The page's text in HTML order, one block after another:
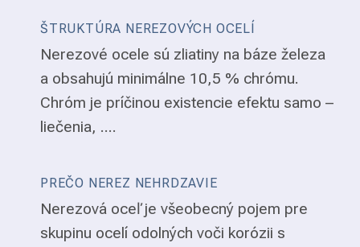
ŠTRUKTÚRA NEREZOVÝCH OCELÍ
Nerezové ocele sú zliatiny na báze železa
a obsahujú minimálne 10,5 % chrómu.
Chróm je príčinou existencie efektu samo –
liečenia, ....
PREČO NEREZ NEHRDZAVIE
Nerezová oceľ je všeobecný pojem pre
skupinu ocelí odolných voči korózii s